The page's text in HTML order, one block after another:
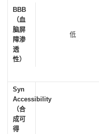
BBB
（血
脑屏
障渗
透
性）
低
Syn
Accessibility
（合
成可
得